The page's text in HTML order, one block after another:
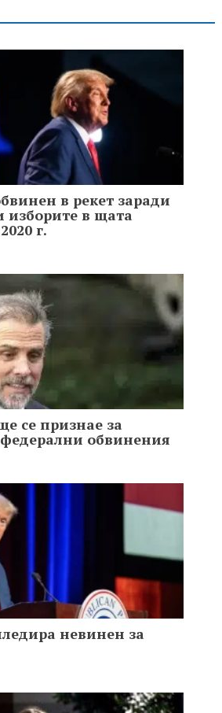
в рекет заради
изборите в щата
г.
се признае за
обвинения
невинен за